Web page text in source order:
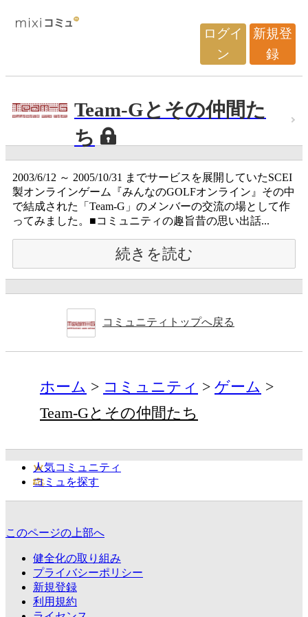
ログイ
ン
新規登
録
Team-Gとその仲間た
ち
2003/6/12 ～ 2005/10/31 までサービスを展開していたSCEI
製オンラインゲーム『みんなのGOLFオンライン』その中
で結成された「Team-G」のメンバーの交流の場として作
ってみました。■コミュニティの趣旨昔の思い出話...
続きを読む
コミュニティトップへ戻る
ホーム コミュニティ
ゲーム
Team-Gとその仲間たち
人気コミュニティ
コミュを探す
このページの上部へ
健全化の取り組み
プライバシーポリシー
新規登録
利用規約